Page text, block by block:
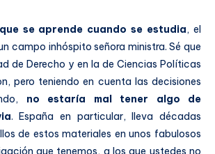
se aprende cuando se estudia, el
campo inhóspito señora ministra. Sé que
de Derecho y en la de Ciencias Políticas
pero teniendo en cuenta las decisiones
no estaría mal tener algo de
. España en particular, lleva décadas
de estos materiales en unos fabulosos
que tenemos, a los que ustedes no